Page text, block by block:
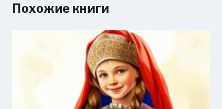
Похожие книги